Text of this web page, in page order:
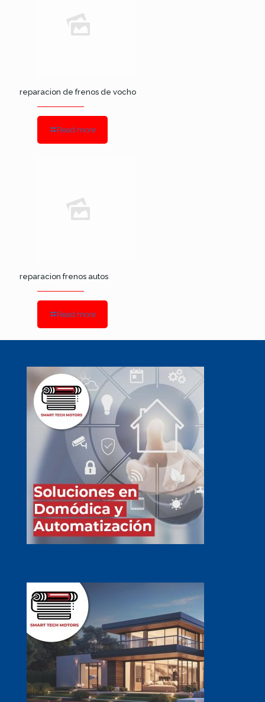
reparacion de frenos de vocho
Read more
reparacion frenos autos
Read more